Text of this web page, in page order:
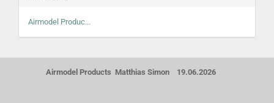
Airmodel Produc...
Airmodel Products Matthias Simon 19.06.2026